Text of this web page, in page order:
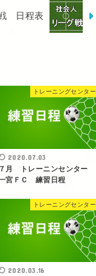
日程表
トレーニングセンター
2020.07.03
７月 トレーニンセンター
宮ＦＣ 練習日程
トレーニングセンター
2020.03.16